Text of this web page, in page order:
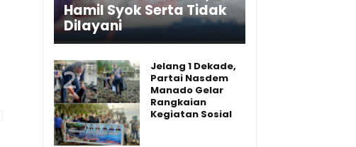
Hamil Syok Serta Tidak
Dilayani
Jelang 1 Dekade,
Partai Nasdem
Manado Gelar
Rangkaian
Kegiatan Sosial